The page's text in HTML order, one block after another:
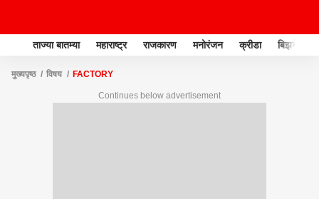
ताज्या बातम्या महाराष्ट्र राजकारण मनोरंजन क्रीडा बिझनेस
मुख्यपृष्ठ विषय FACTORY
Continues below advertisement